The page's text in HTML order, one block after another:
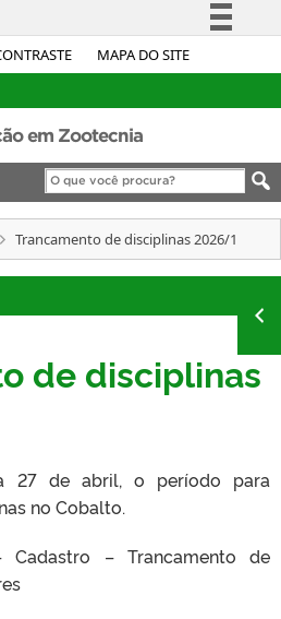
MAPA DO SITE
Simplifique!
Legislação
Canais
em Zootecnia
Trancamento de disciplinas 2026/1
de disciplinas
27 de abril, o período para
no Cobalto.
– Trancamento de